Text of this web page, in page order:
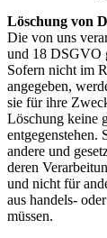
Löschung von
Die von uns
und 18 DSGVO
Sofern nicht im
angegeben,
sie für ihre
Löschung keine
entgegenstehen.
andere und
deren
und nicht für
aus handels-
müssen.